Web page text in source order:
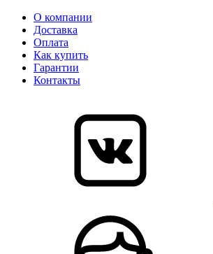
О компании
Доставка
Оплата
Как купить
Гарантии
Контакты